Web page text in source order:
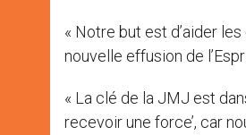
« Notre but est d’aider
nouvelle effusion de
« La clé de la JMJ est
recevoir une force’, car